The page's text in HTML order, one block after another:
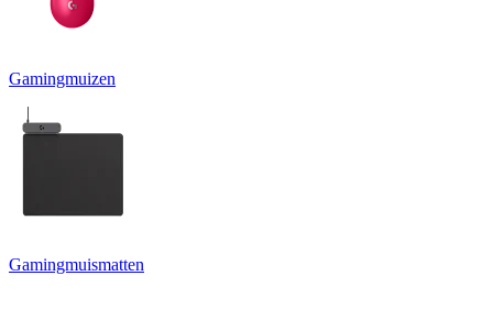
Gamingmuizen
Gamingmuismatten